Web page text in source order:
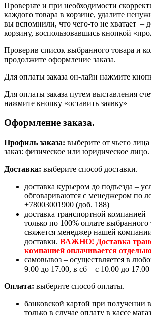
Проверьте и при необходимости
каждого товара в корзине, удалите
вы вспомнили, что чего-то не хватает –
корзину, воспользовавшись кнопкой
Проверив список выбранного товара и
продолжите оформление заказа.
Для оплаты заказа он-лайн нажмите
Для оплаты заказа путем выставления
нажмите кнопку «оставить заявку»
Оформление заказа.
Профиль заказа: выберите от чьего
заказ: физическое или юридическое лицо.
Доставка: выберите способ доставки.
доставка курьером до подъезда –
обговариваются с менеджером по
+78003001900 (доб. 188)
доставка транспортной компанией
только по 100% оплате выбранного
свяжется менеджер нашей
доставки. ВАЖНО! Доставка
компанией оплачивается
самовывоз – осуществляется в
9.00 до 17.00, в сб – с 10.00 до 17.00
Оплата: выберите способ оплаты.
банковской картой при получении
только в случае оплату в кассе